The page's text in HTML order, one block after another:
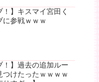
！】キスマイ宮田く
に参戦ｗｗｗ
！】過去の追加ルー
つけたったｗｗｗｗ